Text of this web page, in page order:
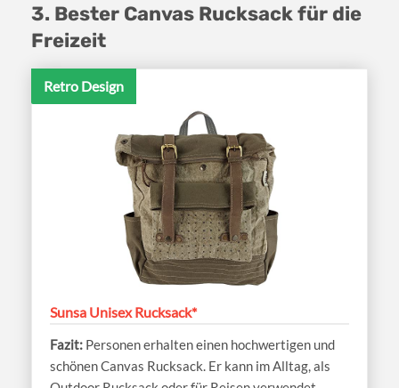
3. Bester Canvas Rucksack für die
Freizeit
Retro Design
Sunsa Unisex Rucksack*
Personen erhalten einen hochwertigen und
schönen Canvas Rucksack. Er kann im Alltag, als